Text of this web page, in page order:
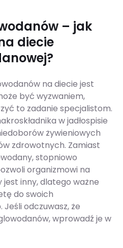
– jak
diecie
na diecie jest
być wyzwaniem,
to zadanie specjalistom.
w jadłospisie
żywieniowych
zdrowotnych. Zamiast
stopniowo
organizmowi na
jest inny, dlatego ważne
do swoich
odczuwasz, że
wprowadź je w